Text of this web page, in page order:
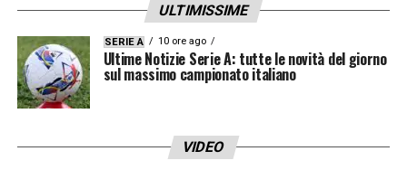
Ultime Notizie Serie A: tutte le novità del
giorno sul massimo campionato italiano
LA PLAYLIST DELLE NOSTRE TOP NEWS
ULTIMISSIME
SERIE A 10 ore ago
Ultime Notizie Serie A: tutte le novità del giorno
sul massimo campionato italiano
VIDEO